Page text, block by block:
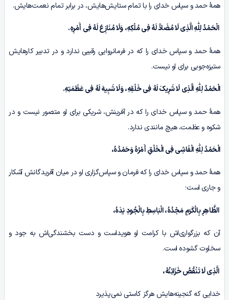
همۀ حمد و سپاس خدای را با تمام ستایش‌هایش، در برابر تمام نعمت‌هایش.
الْحَمْدُ لِلّٰهِ الَّذِی لَا مُضَادَّ لَهُ فِی مُلْکِهِ، وَلَا مُنَازِعَ لَهُ فِی أَمْرِهِ.
همۀ حمد و سپاس خدای را که در فرمانروایی رقیبی ندارد و در تدبیر کارهایش
ستیزه‌جویی برای او نیست.
الْحَمْدُ لِلّٰهِ الَّذِی لَا شَرِیکَ لَهُ فِی خَلْقِهِ، وَلَا شَبِیهَ لَهُ فِی عَظَمَتِهِ.
همۀ حمد و سپاس خدای را که در آفرینش، شریکی برای او متصور نیست و در
شکوه و عظمت، هیچ مانندی ندارد.
الْحَمْدُ لِلّٰهِ الْفَاشِی فِى الْخَلْقِ أَمْرُهُ وَحَمْدُهُ،
همۀ حمد و سپاس خدای را که فرمان و سپاس‌گزاری او در میان آفریدگانش آشکار
و جاری است؛
الظَّاهِرِ بِالْکَرَمِ مَجْدُهُ، الْبَاسِطِ بِالْجُودِ یَدَهُ،
آن که بزرگواری‌اش با کرامت او هویداست و دست بخشندگی‌اش به جود و
سخاوت گشوده است.
الَّذِی لَا تَنْقُصُ خَزَائِنُهُ،
خدایی که گنجینه‌هایش هرگز کاستی نمی‌پذیرد